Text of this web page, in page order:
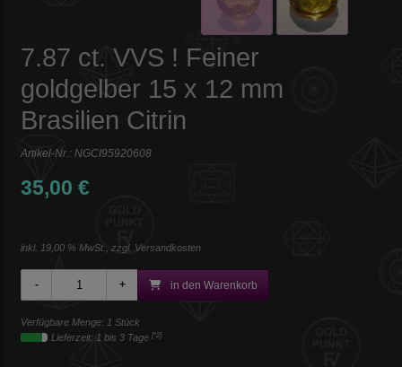
7.87 ct. VVS ! Feiner
goldgelber 15 x 12 mm
Brasilien Citrin
Artikel-Nr.: NGCI95920608
35,00 €
inkl. 19,00 % MwSt., zzgl. Versandkosten
in den Warenkorb
Verfügbare Menge: 1 Stück
Lieferzeit: 1 bis 3 Tage [*2]